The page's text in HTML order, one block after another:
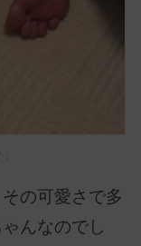
の可愛さで多
んなのでし